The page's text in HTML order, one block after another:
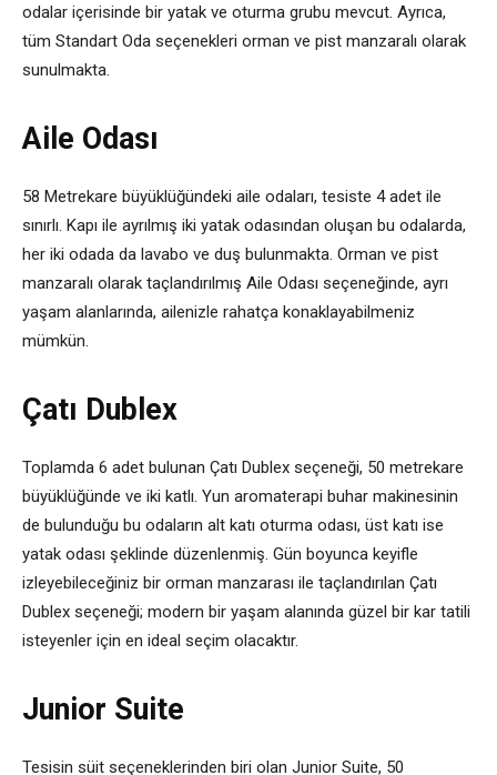
odalar içerisinde bir yatak ve oturma grubu mevcut. Ayrıca,
tüm Standart Oda seçenekleri orman ve pist manzaralı olarak
sunulmakta.
Aile Odası
58 Metrekare büyüklüğündeki aile odaları, tesiste 4 adet ile
sınırlı. Kapı ile ayrılmış iki yatak odasından oluşan bu odalarda,
her iki odada da lavabo ve duş bulunmakta. Orman ve pist
manzaralı olarak taçlandırılmış Aile Odası seçeneğinde, ayrı
yaşam alanlarında, ailenizle rahatça konaklayabilmeniz
mümkün.
Çatı Dublex
Toplamda 6 adet bulunan Çatı Dublex seçeneği, 50 metrekare
büyüklüğünde ve iki katlı. Yun aromaterapi buhar makinesinin
de bulunduğu bu odaların alt katı oturma odası, üst katı ise
yatak odası şeklinde düzenlenmiş. Gün boyunca keyifle
izleyebileceğiniz bir orman manzarası ile taçlandırılan Çatı
Dublex seçeneği; modern bir yaşam alanında güzel bir kar tatili
isteyenler için en ideal seçim olacaktır.
Junior Suite
Tesisin süit seçeneklerinden biri olan Junior Suite, 50